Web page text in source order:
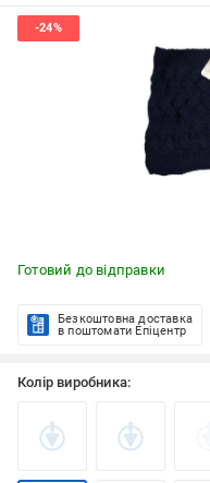
Готовий до відправки
Безкоштовна доставка
в поштомати Епіцентр
Колір виробника: